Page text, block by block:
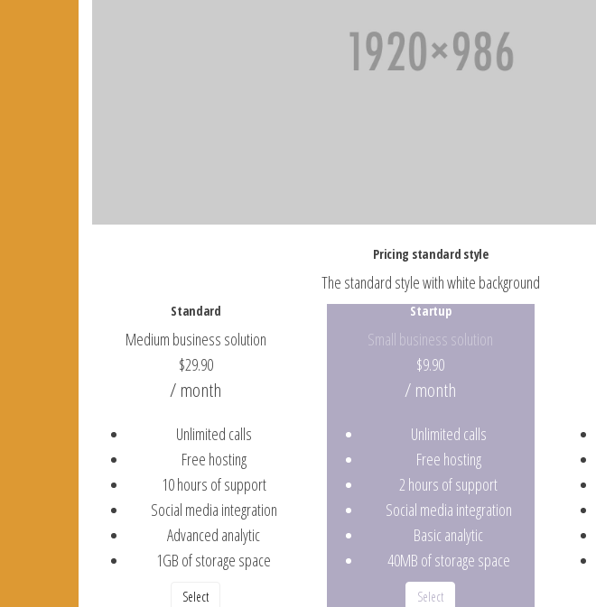
Pricing standard style
The standard style with white background
Standard
Medium business solution
$29.90
/ month
Unlimited calls
Free hosting
10 hours of support
Social media integration
Advanced analytic
1GB of storage space
Select
Startup
Small business solution
$9.90
/ month
Unlimited calls
Free hosting
2 hours of support
Social media integration
Basic analytic
40MB of storage space
Select